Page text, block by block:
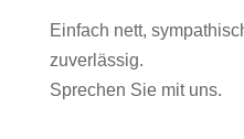
Einfach nett,
zuverlässig.
Sprechen Sie mit uns.